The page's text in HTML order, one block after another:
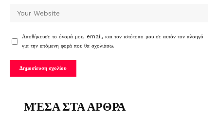
Αποθήκευσε το όνομά μου, email, και τον ιστότοπο μου σε αυτόν τον πλοηγό
για την επόμενη φορά που θα σχολιάσω.
ΜΈΣΑ ΣΤΑ ΑΡΘΡΑ